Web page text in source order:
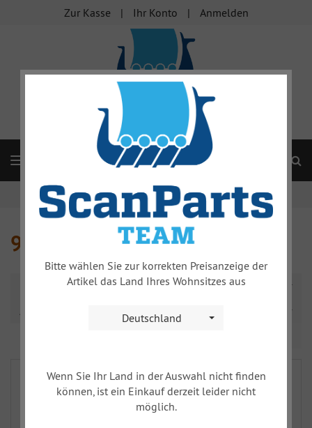
Zur Kasse Ihr Konto Anmelden
Startseite
Innenausstattung 99
99
Name absteigend
Alle Hersteller
Bitte wählen Sie zur korrekten Preisanzeige der
Artikel das Land Ihres Wohnsitzes aus
Deutschland
Wenn Sie Ihr Land in der Auswahl nicht finden
können, ist ein Einkauf derzeit leider nicht
möglich.